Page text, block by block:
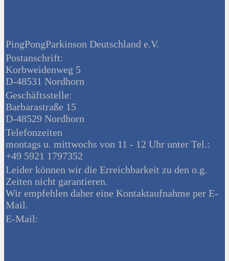
PingPongParkinson Deutschland e.V.
Postanschrift:
Korbweidenweg 5
D-48531 Nordhorn
Geschäftsstelle:
Barbarastraße 15
D-48529 Nordhorn
Telefonzeiten
montags u. mittwochs von 11 - 12 Uhr unter Tel.:
+49 5921 1797352
Leider können wir die Erreichbarkeit zu den o.g.
Zeiten nicht garantieren.
Wir empfehlen daher eine Kontaktaufnahme per E-
Mail.
E-Mail: